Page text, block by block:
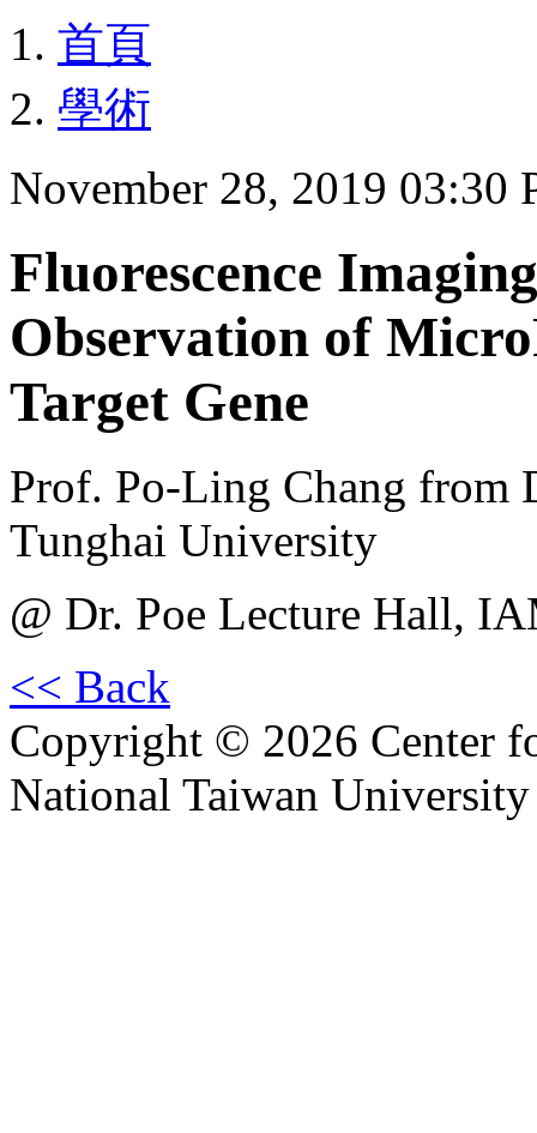
首頁
學術
November 28, 2019 03:30
Fluorescence
Observation of
Target Gene
Prof. Po-Ling Chang from
Tunghai University
@ Dr. Poe Lecture Hall,
<< Back
Copyright © 2026 Center
National Taiwan University